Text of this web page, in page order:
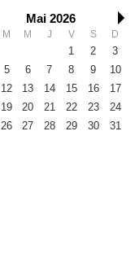
Mai 2026
M M J V S D
1 2
3
5 6 7 8 9
10
12 13 14 15 16
17
19 20 21 22 23
24
26 27 28 29 30 31